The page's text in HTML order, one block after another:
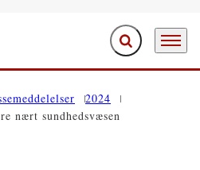
Fold søgefelt ud
Menu
2024
nært sundhedsvæsen